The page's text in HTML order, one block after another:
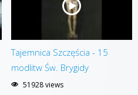
Tajemnica Szczęścia - 15
modlitw Św. Brygidy
51928 views